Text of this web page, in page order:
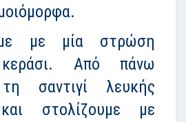
με μία στρώση
κεράσι. Από πάνω
σαντιγί λευκής
στολίζουμε με